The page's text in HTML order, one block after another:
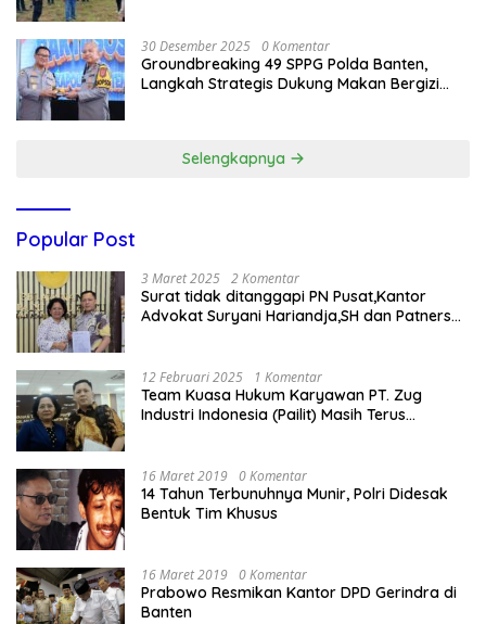
30 Desember 2025 0 Komentar
Groundbreaking 49 SPPG Polda Banten,
Langkah Strategis Dukung Makan Bergizi
Selengkapnya
Popular Post
3 Maret 2025 2 Komentar
Surat tidak ditanggapi PN Pusat,Kantor
Advokat Suryani Hariandja,SH dan Patners
12 Februari 2025 1 Komentar
Team Kuasa Hukum Karyawan PT. Zug
Industri Indonesia (Pailit) Masih Terus
16 Maret 2019 0 Komentar
14 Tahun Terbunuhnya Munir, Polri Didesak
Bentuk Tim Khusus
16 Maret 2019 0 Komentar
Prabowo Resmikan Kantor DPD Gerindra di
Banten